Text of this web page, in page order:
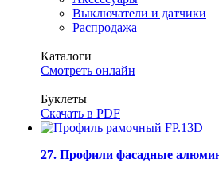
Выключатели и датчики
Распродажа
Каталоги
Смотреть онлайн
Буклеты
Скачать в PDF
27. Профили фасадные